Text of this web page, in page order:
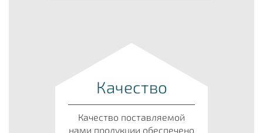
Качество
Качество поставляемой
нами продукции обеспечено